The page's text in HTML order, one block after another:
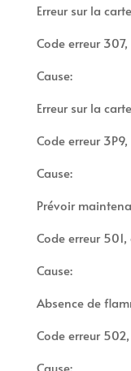
Erreur sur la
Code erreur
Cause:
Erreur sur la
Code erreur
Cause:
Prévoir
Code erreur
Cause:
Absence de
Code erreur
Cause: